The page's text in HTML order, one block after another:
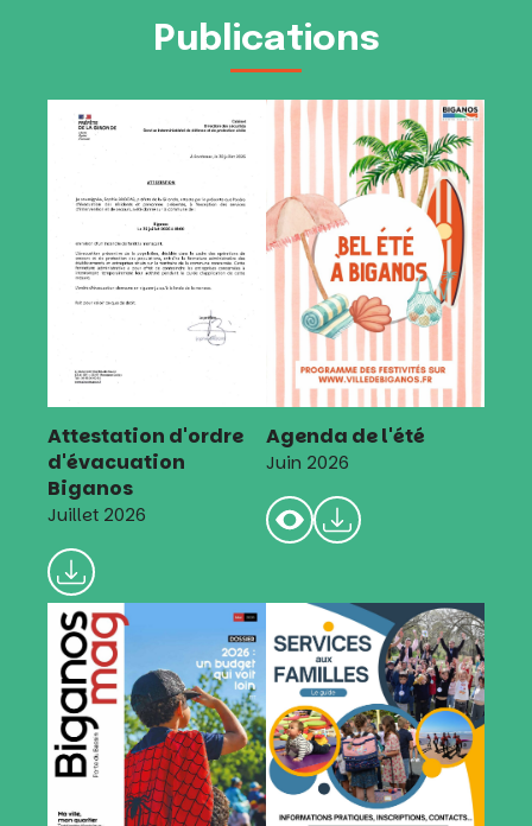
Publications
Attestation d'ordre
d'évacuation
Biganos
Juillet 2026
Agenda de l'été
Juin 2026